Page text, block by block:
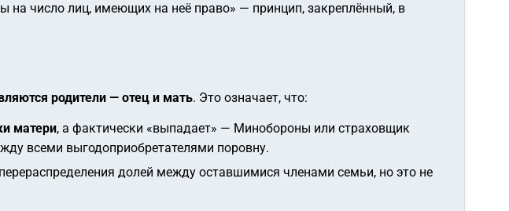
на число лиц, имеющих на неё право» — принцип, закреплённый, в
родители — отец и мать. Это означает, что:
матери, а фактически «выпадает» — Минобороны или страховщик
всеми выгодоприобретателями поровну.
долей между оставшимися членами семьи, но это не